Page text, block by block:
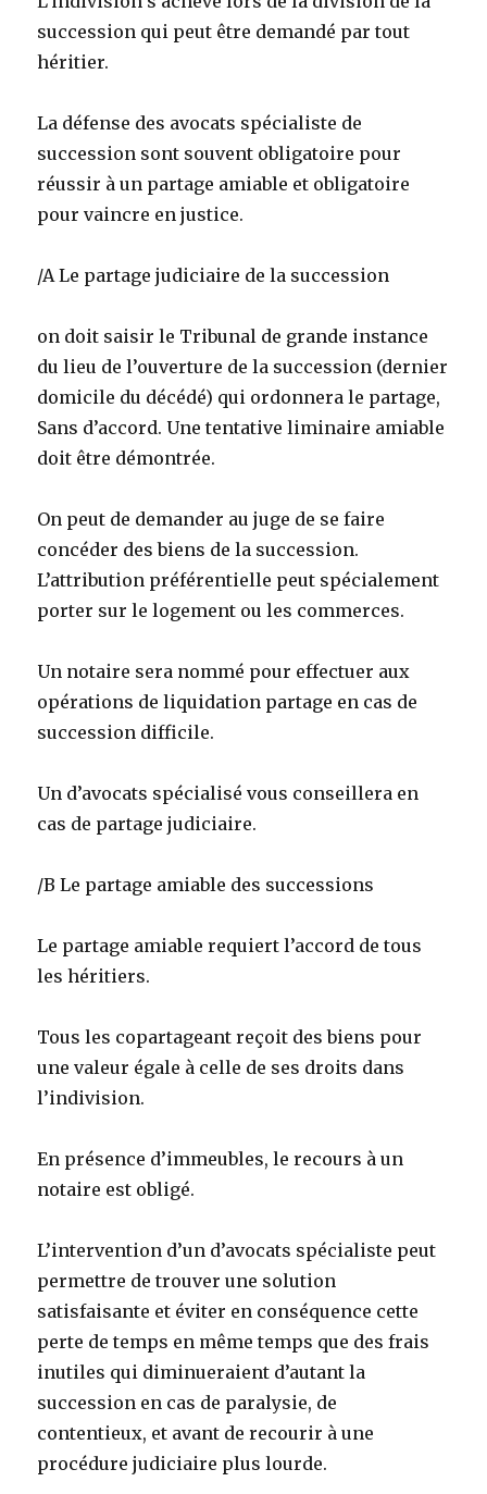
succession qui peut être demandé par tout
héritier.
La défense des avocats spécialiste de
succession sont souvent obligatoire pour
réussir à un partage amiable et obligatoire
pour vaincre en justice.
/A Le partage judiciaire de la succession
on doit saisir le Tribunal de grande instance
du lieu de l’ouverture de la succession (dernier
domicile du décédé) qui ordonnera le partage,
Sans d’accord. Une tentative liminaire amiable
doit être démontrée.
On peut de demander au juge de se faire
concéder des biens de la succession.
L’attribution préférentielle peut spécialement
porter sur le logement ou les commerces.
Un notaire sera nommé pour effectuer aux
opérations de liquidation partage en cas de
succession difficile.
Un d’avocats spécialisé vous conseillera en
cas de partage judiciaire.
/B Le partage amiable des successions
Le partage amiable requiert l’accord de tous
les héritiers.
Tous les copartageant reçoit des biens pour
une valeur égale à celle de ses droits dans
l’indivision.
En présence d’immeubles, le recours à un
notaire est obligé.
L’intervention d’un d’avocats spécialiste peut
permettre de trouver une solution
satisfaisante et éviter en conséquence cette
perte de temps en même temps que des frais
inutiles qui diminueraient d’autant la
succession en cas de paralysie, de
contentieux, et avant de recourir à une
procédure judiciaire plus lourde.